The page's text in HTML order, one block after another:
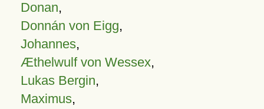
Donan,
Donnán von Eigg,
Johannes,
Æthelwulf von Wessex,
Lukas Bergin,
Maximus,